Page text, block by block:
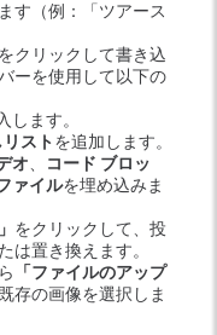
す（例：「ツアース
クリックして書き込
ーを使用して以下の
します。
ストを追加します。
オ、
コード ブロッ
ァイルを埋め込みま
をクリックして、投
は置き換えます。
「ファイルのアップ
存の画像を選択しま